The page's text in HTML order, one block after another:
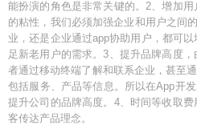
能扮演的角色是非常关键的。2、增加
的粘性，我们必须加强企业和用户之间
业，还是企业通过app协助用户，都可
足新老用户的需求。3、提升品牌高度
者通过移动终端了解和联系企业，甚至
包括服务、产品等信息。所以在App开
提升公司的品牌高度。4、时间等收取
客传达产品理念。